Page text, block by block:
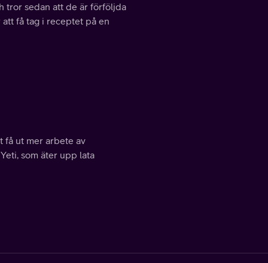
tror sedan att de är förföljda
att få tag i receptet på en
få ut mer arbete av
som äter upp lata